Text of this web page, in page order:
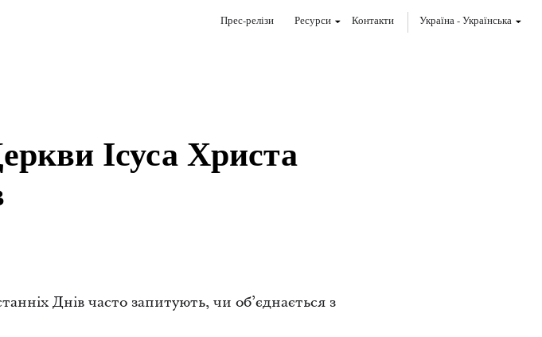
Прес-релізи Ресурси Контакти Україна-Українська
Ісуса Христа
Днів часто запитують, чи об’єднається з